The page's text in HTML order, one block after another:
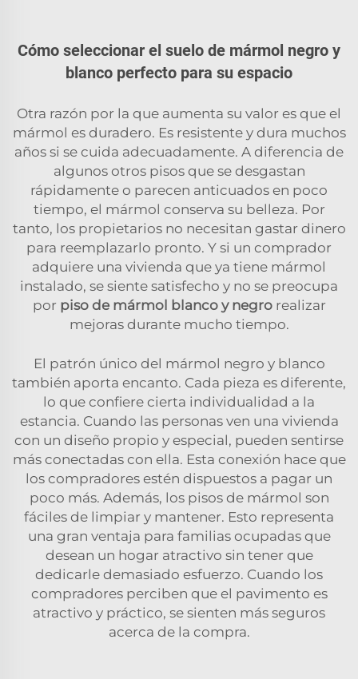
Cómo seleccionar el suelo de mármol negro y
blanco perfecto para su espacio
Otra razón por la que aumenta su valor es que el
mármol es duradero. Es resistente y dura muchos
años si se cuida adecuadamente. A diferencia de
algunos otros pisos que se desgastan
rápidamente o parecen anticuados en poco
tiempo, el mármol conserva su belleza. Por
tanto, los propietarios no necesitan gastar dinero
para reemplazarlo pronto. Y si un comprador
adquiere una vivienda que ya tiene mármol
instalado, se siente satisfecho y no se preocupa
por piso de mármol blanco y negro realizar
mejoras durante mucho tiempo.
El patrón único del mármol negro y blanco
también aporta encanto. Cada pieza es diferente,
lo que confiere cierta individualidad a la
estancia. Cuando las personas ven una vivienda
con un diseño propio y especial, pueden sentirse
más conectadas con ella. Esta conexión hace que
los compradores estén dispuestos a pagar un
poco más. Además, los pisos de mármol son
fáciles de limpiar y mantener. Esto representa
una gran ventaja para familias ocupadas que
desean un hogar atractivo sin tener que
dedicarle demasiado esfuerzo. Cuando los
compradores perciben que el pavimento es
atractivo y práctico, se sienten más seguros
acerca de la compra.